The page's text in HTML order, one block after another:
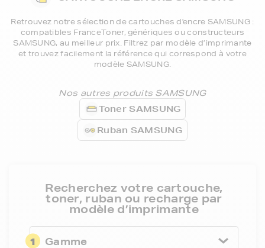
Retrouvez notre sélection decartouches d'encre SAMSUNG:
compatibles FranceToner, génériques ou constructeurs
SAMSUNG, au meilleur prix. Filtrez par modèle d’imprimante
et trouvez facilement la référence qui correspond à votre
modèle SAMSUNG.
Nos autres produits SAMSUNG
Toner SAMSUNG
Ruban SAMSUNG
Recherchez votre cartouche,
toner, ruban ou recharge par
modèle d’imprimante
1 Gamme